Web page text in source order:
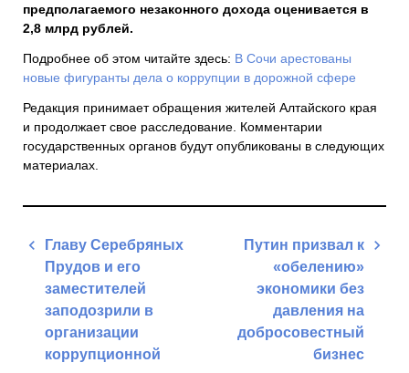
предполагаемого незаконного дохода оценивается в
2,8 млрд рублей.
Подробнее об этом читайте здесь: В Сочи арестованы
новые фигуранты дела о коррупции в дорожной сфере
Редакция принимает обращения жителей Алтайского края
и продолжает свое расследование. Комментарии
государственных органов будут опубликованы в следующих
материалах.
Навигация
записям
Главу Серебряных
Прудов и его
заместителей
заподозрили в
организации
коррупционной
Путин призвал к
«обелению»
экономики без
давления на
добросовестный
бизнес